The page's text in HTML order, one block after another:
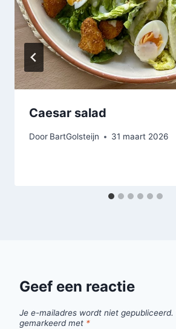
Caesar salad
Door BartGolsteijn 31 maart 2026
Geef een reactie
Je e-mailadres wordt niet gepubliceerd.
gemarkeerd met *